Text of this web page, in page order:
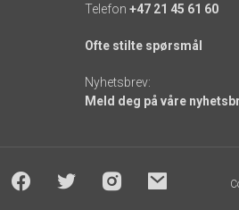
Telefon +47 21 45 61 60
Ofte stilte spørsmål
Nyhetsbrev:
Meld deg på våre